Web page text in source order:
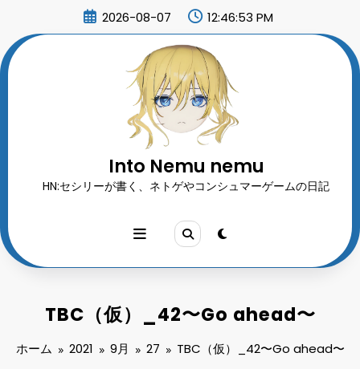
ン
ツ
2026-08-07 12:46:55 PM
Into Nemu nemu
HN:セシリーが書く、ネトゲやコンシュマーゲームの日記
TBC（仮）_42〜Go ahead〜
ホーム 2021 9月 27 TBC（仮）_42〜Go ahead〜